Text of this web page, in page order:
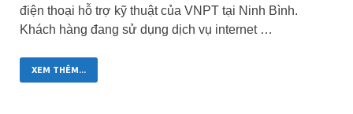
điện thoại hỗ trợ kỹ thuật của VNPT tại Ninh Bình.
Khách hàng đang sử dụng dịch vụ internet …
XEM THÊM...